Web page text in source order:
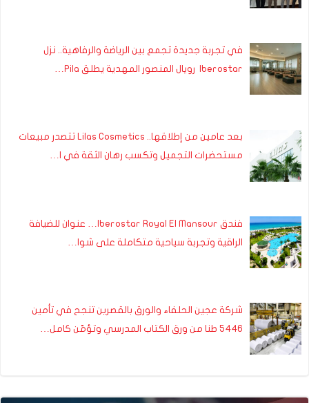
في تجربة جديدة تجمع بين الرياضة والرفاهية.. نزل
Iberostar رويال المنصور المهدية يطلق Pila…
بعد عامين من إطلاقها.. Lilas Cosmetics تتصدر مبيعات
مستحضرات التجميل وتكسب رهان الثقة في ا…
فندق Iberostar Royal El Mansour… عنوان للضيافة
الراقية وتجربة سياحية متكاملة على شوا…
شركة عجين الحلفاء والورق بالقصرين تنجح في تأمين
5446 طنا من ورق الكتاب المدرسي وتؤمّن كامل…